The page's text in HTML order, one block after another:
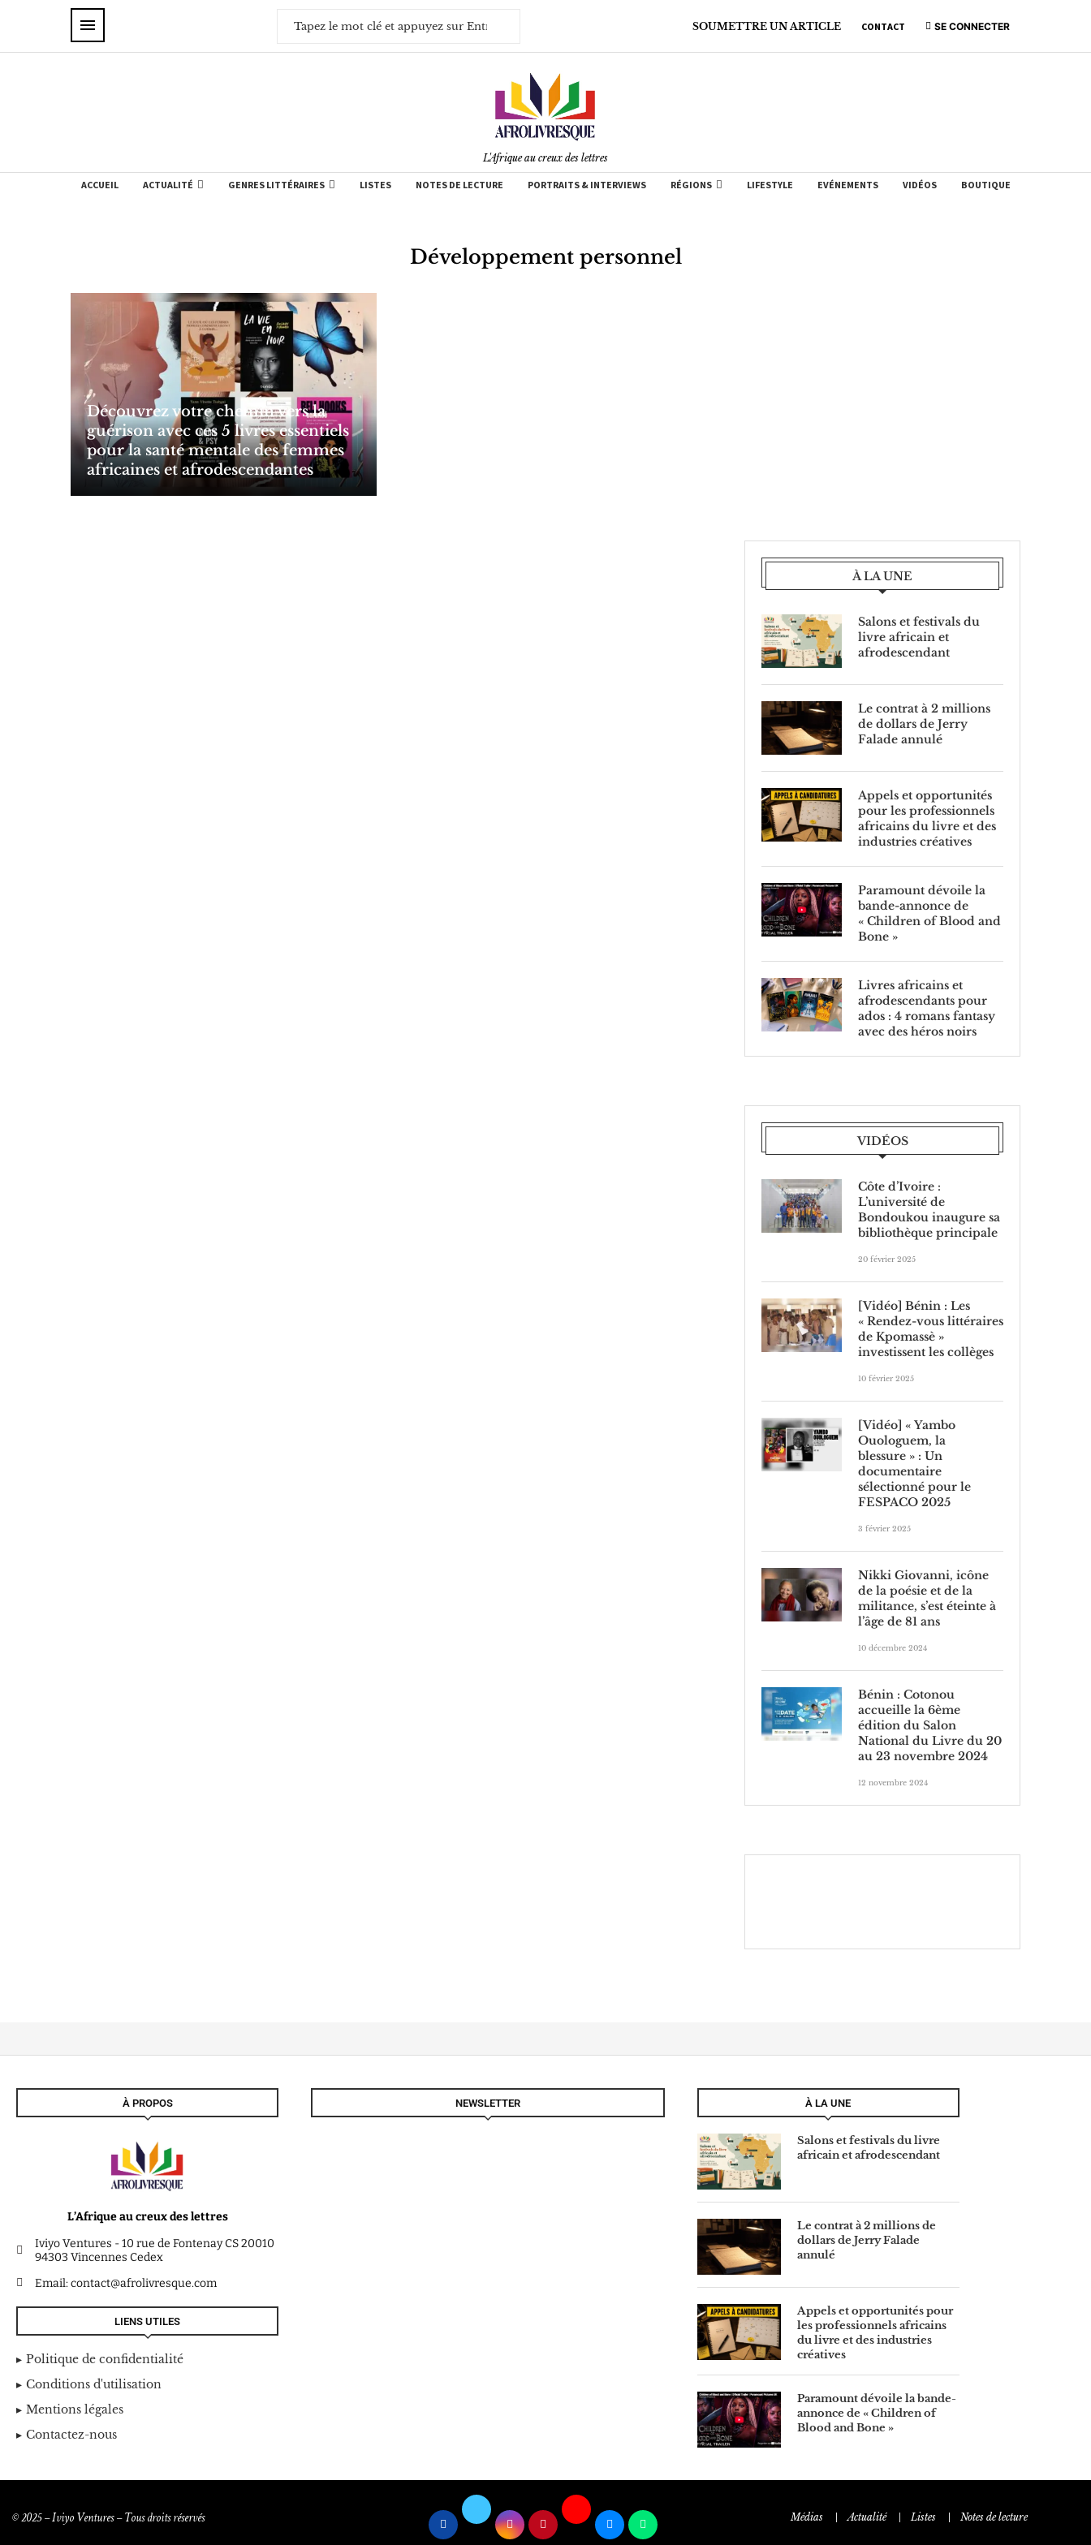
SOUMETTRE UN ARTICLE CONTACT SE CONNECTER
L'Afrique au creux des lettres
ACCUEIL ACTUALITÉ GENRES LITTÉRAIRES LISTES NOTES DE LECTURE PORTRAITS & INTERVIEWS RÉGIONS LIFESTYLE EVÉNEMENTS VIDÉOS BOUTIQUE
Développement personnel
Découvrez votre chemin vers la
guérison avec ces 5 livres essentiels
pour la santé mentale des femmes
africaines et afrodescendantes
À LA UNE
Salons et festivals du
livre africain et
afrodescendant
Le contrat à 2 millions
de dollars de Jerry
Falade annulé
Appels et opportunités
pour les professionnels
africains du livre et des
industries créatives
Paramount dévoile la
bande-annonce de
« Children of Blood and
Bone »
Livres africains et
afrodescendants pour
ados : 4 romans fantasy
avec des héros noirs
VIDÉOS
Côte d’Ivoire :
L’université de
Bondoukou inaugure sa
bibliothèque principale
20 février 2025
[Vidéo] Bénin : Les
« Rendez-vous littéraires
de Kpomassè »
investissent les collèges
10 février 2025
[Vidéo] « Yambo
Ouologuem, la
blessure » : Un
documentaire
sélectionné pour le
FESPACO 2025
3 février 2025
Nikki Giovanni, icône
de la poésie et de la
militance, s’est éteinte à
l’âge de 81 ans
10 décembre 2024
Bénin : Cotonou
accueille la 6ème
édition du Salon
National du Livre du 20
au 23 novembre 2024
12 novembre 2024
À PROPOS
L’Afrique au creux des lettres
Iviyo Ventures - 10 rue de Fontenay CS 20010
94303 Vincennes Cedex
Email: contact@afrolivresque.com
LIENS UTILES
Politique de confidentialité
Conditions d'utilisation
Mentions légales
Contactez-nous
NEWSLETTER À LA UNE
Salons et festivals du livre
africain et afrodescendant
Le contrat à 2 millions de
dollars de Jerry Falade
annulé
Appels et opportunités pour
les professionnels africains
du livre et des industries
créatives
Paramount dévoile la bande-
annonce de « Children of
Blood and Bone »
© 2025 – Iviyo Ventures – Tous droits réservés Médias Actualité Listes Notes de lecture